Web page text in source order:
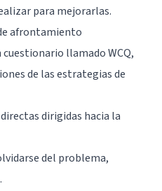
para mejorarlas.
afrontamiento
cuestionario llamado WCQ,
de las estrategias de
dirigidas hacia la
del problema,